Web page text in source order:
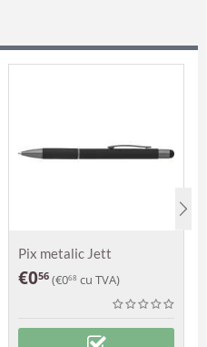
Pix metalic Jett
€056 (€068 cu TVA)